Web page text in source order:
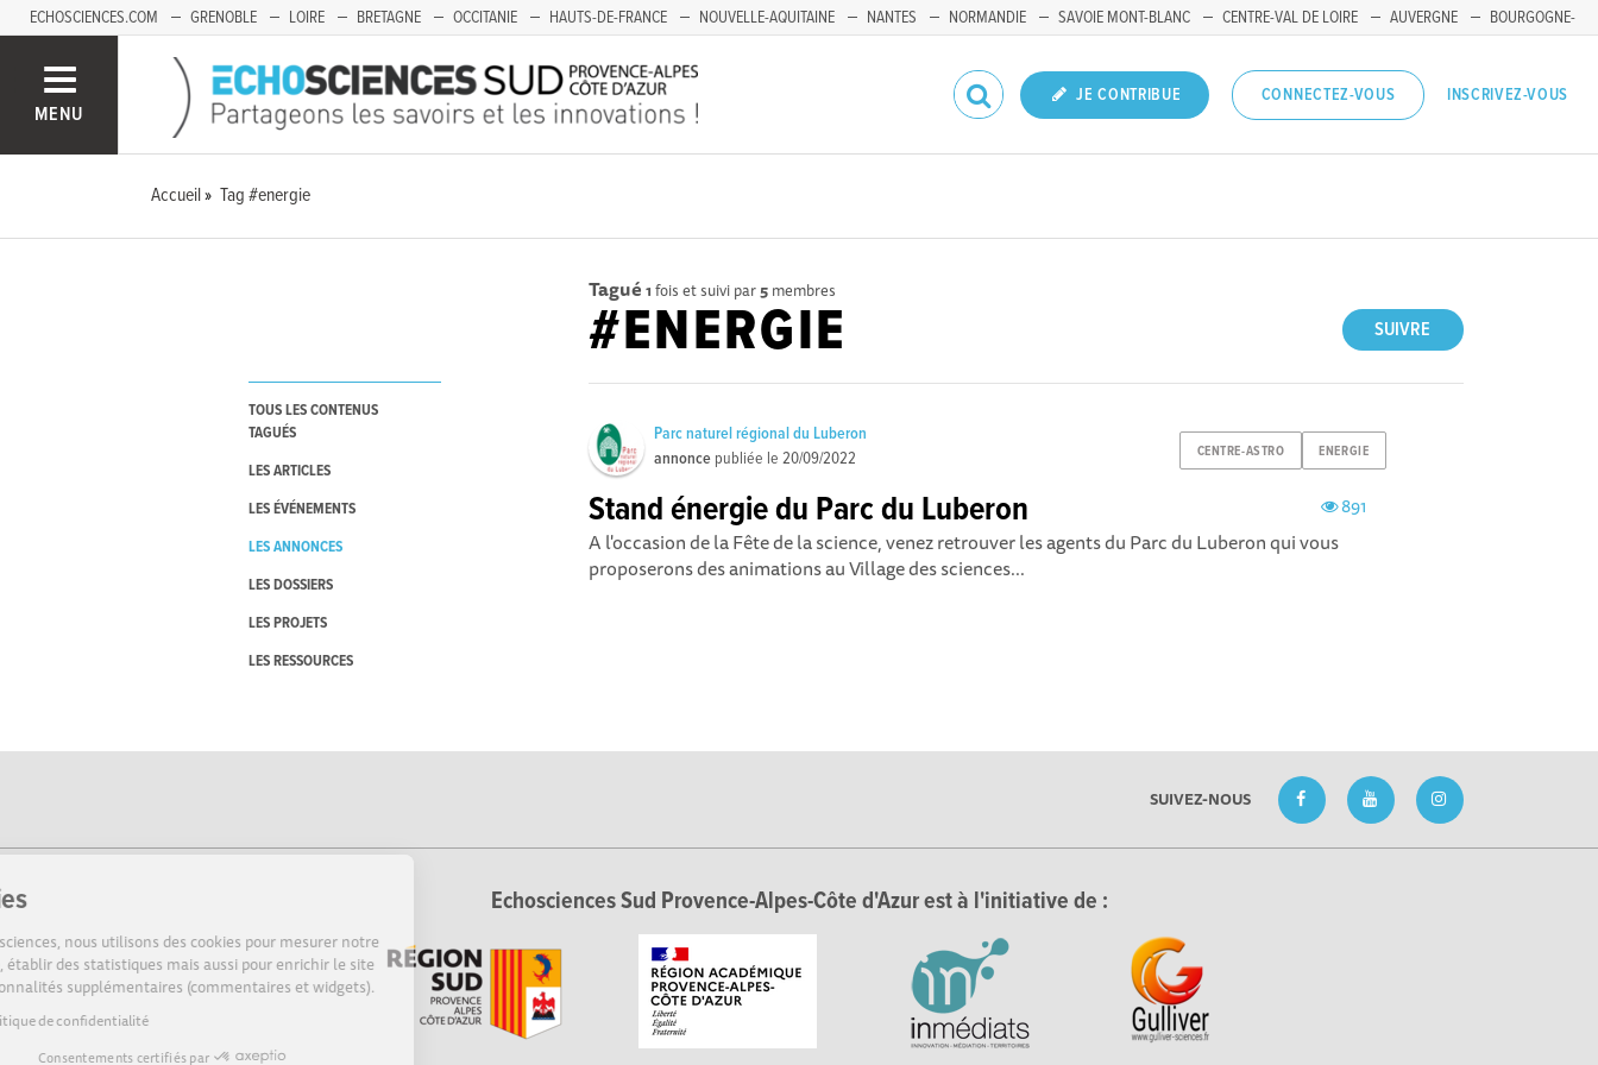
Sur Echosciences, nous utilisons des cookies pour mesurer notre
audience, établir des statistiques mais aussi pour enrichir le site
de fonctionnalités supplémentaires (commentaires et widgets).
Lire la politique de confidentialité
Consentements certifiés par
ECHOSCIENCES.COM GRENOBLE LOIRE BRETAGNE OCCITANIE HAUTS-DE-FRANCE NOUVELLE-AQUITAINE NANTES NORMANDIE SAVOIE MONT-BLANC CENTRE-VAL DE LOIRE AUVERGNE
BOURGOGNE-
MENU
JE CONTRIBUE CONNECTEZ-VOUS INSCRIVEZ-VOUS
Accueil Tag #energie
TOUS LES CONTENUS
TAGUÉS
LES ARTICLES
LES ÉVÉNEMENTS
LES ANNONCES
LES DOSSIERS
LES PROJETS
LES RESSOURCES
Tagué 1 fois et suivi par5 membres
SUIVRE
#ENERGIE
CENTRE-ASTRO ENERGIE
Parc naturel régional du Luberon
annonce publiée le20/09/2022
891
Stand énergie du Parc du Luberon
A l'occasion de la Fête de la science, venez retrouver les agents du Parc du Luberon qui vous
proposerons des animations au Village des sciences...
SUIVEZ-NOUS
Echosciences Sud Provence-Alpes-Côte d'Azur est à l'initiative de :